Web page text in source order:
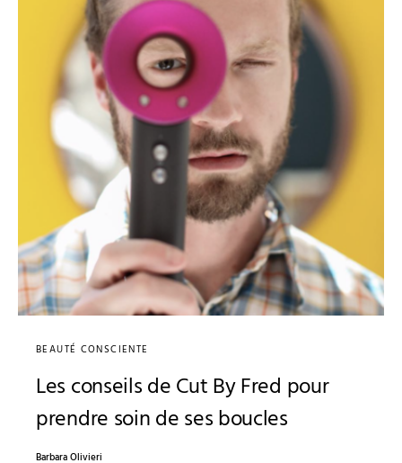
BEAUTÉ CONSCIENTE
Les conseils de Cut By Fred pour
prendre soin de ses boucles
Barbara Olivieri